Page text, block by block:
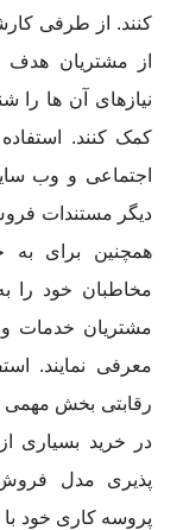
کنند. از طرفی
از مشتریان هدف
نیازهای آن ها را
کمک کنند.
اجتماعی و وب
دیگر مستندات
همچنین برای به
مخاطبان خود را
مشتریان خدمات و
معرفی نمایند.
رقابتی بخش
در خرید بسیاری
پذیری مدل
پروسه کاری خود